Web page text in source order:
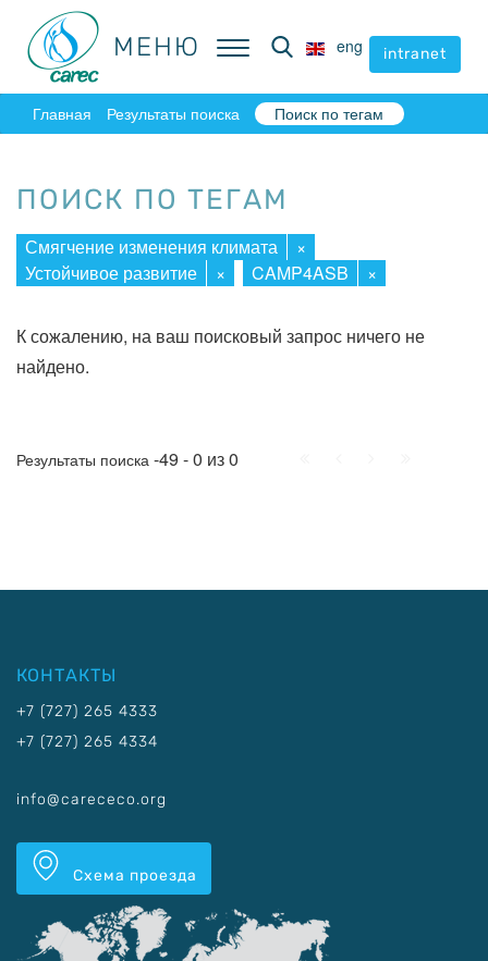
МЕНЮ eng intranet
МЕНЮ eng intranet
Главная Результаты поиска Поиск по тегам
ПОИСК ПО ТЕГАМ
Смягчение изменения климата
×
Устойчивое развитие
× CAMP4ASB ×
К сожалению, на ваш поисковый запрос ничего не
найдено.
Результаты поиска -49 - 0 из 0
КОНТАКТЫ
+7 (727) 265 4333
+7 (727) 265 4334
info@carececo.org
Схема проезда